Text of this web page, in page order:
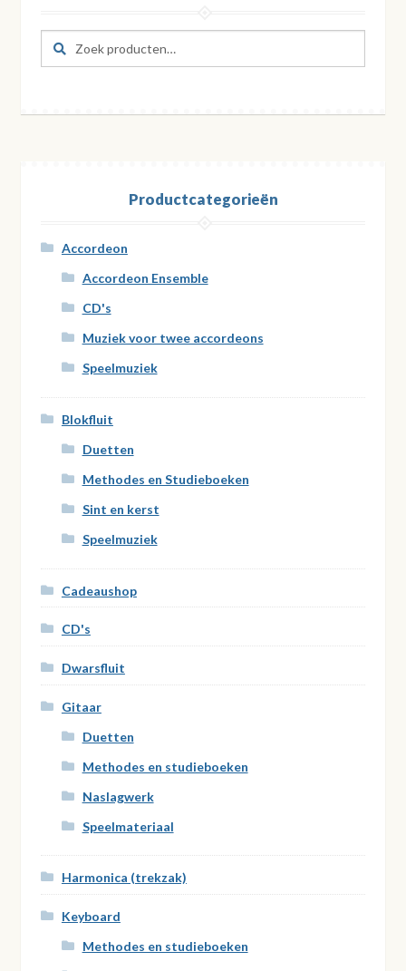
Zoeken
naar:
Zoeken
Productcategorieën
Accordeon
Accordeon Ensemble
CD's
Muziek voor twee accordeons
Speelmuziek
Blokfluit
Duetten
Methodes en Studieboeken
Sint en kerst
Speelmuziek
Cadeaushop
CD's
Dwarsfluit
Gitaar
Duetten
Methodes en studieboeken
Naslagwerk
Speelmateriaal
Harmonica (trekzak)
Keyboard
Methodes en studieboeken